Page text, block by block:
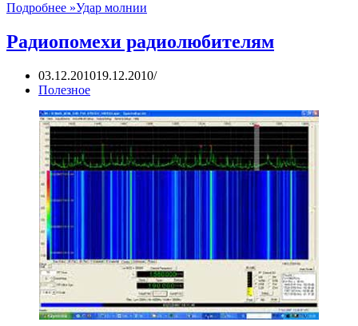
Подробнее »Удар молнии
Радиопомехи радиолюбителям
03.12.201019.12.2010
Полезное